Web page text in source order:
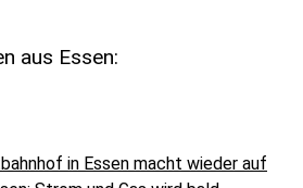
aus Essen:
in Essen macht wieder auf